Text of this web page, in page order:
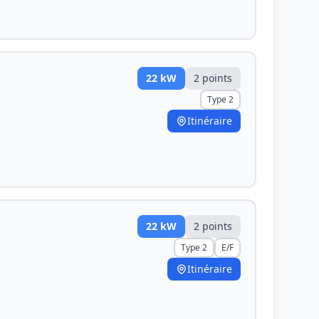
22 kW 2 points
Type 2
Itinéraire
22 kW 2 points
Type 2 E/F
Itinéraire